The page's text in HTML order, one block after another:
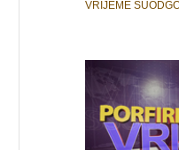
VRIJEME